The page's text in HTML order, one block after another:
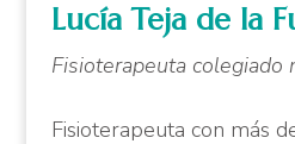
Lucía Teja de la
Fisioterapeuta colegiado
Fisioterapeuta con más